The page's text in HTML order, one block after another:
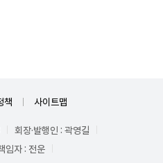
책 사이트맵
회장·발행인 : 곽영길
임자 : 전운